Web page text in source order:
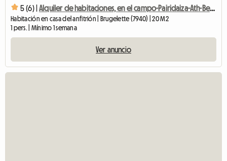
5 (6) | Alquiler de habitaciones, en el campo-Pairidaiza-Ath-Beloeil-Mons-
Habitación en casa del anfitrión | Brugelette (7940) | 20 M2
1 pers. | Mínimo 1 semana
Ver anuncio